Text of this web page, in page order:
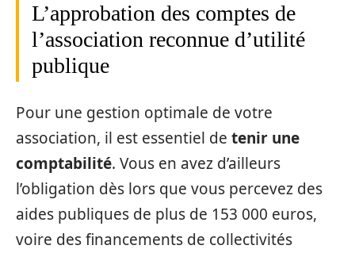
L’approbation des comptes de
l’association reconnue d’utilité
publique
Pour une gestion optimale de votre
association, il est essentiel de tenir une
comptabilité. Vous en avez d’ailleurs
l’obligation dès lors que vous percevez des
aides publiques de plus de 153 000 euros,
voire des financements de collectivités